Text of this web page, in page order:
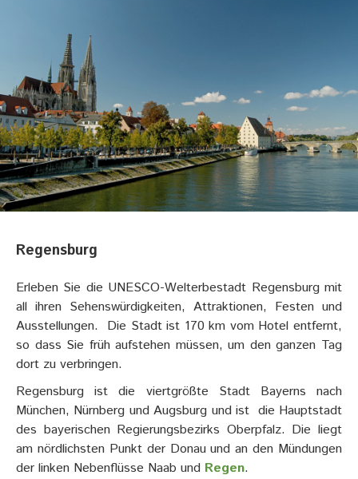
Regensburg
Erleben Sie die UNESCO-Welterbestadt Regensburg mit
all ihren Sehenswürdigkeiten, Attraktionen, Festen und
Ausstellungen. Die Stadt ist 170 km vom Hotel entfernt,
so dass Sie früh aufstehen müssen, um den ganzen Tag
dort zu verbringen.
Regensburg ist die viertgrößte Stadt Bayerns nach
München, Nürnberg und Augsburg und ist die Hauptstadt
des bayerischen Regierungsbezirks Oberpfalz. Die liegt
am nördlichsten Punkt der Donau und an den Mündungen
der linken Nebenflüsse Naab und Regen.